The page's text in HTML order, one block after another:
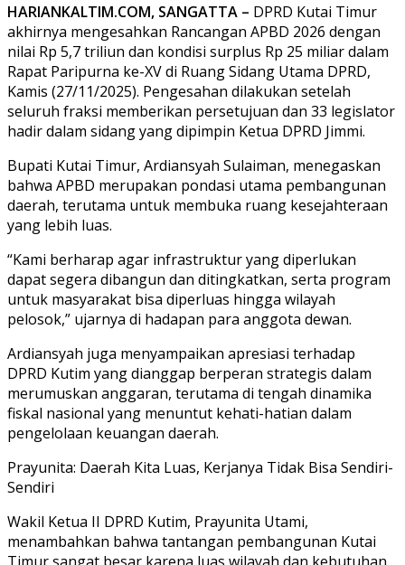
HARIANKALTIM.COM, SANGATTA – DPRD Kutai Timur
akhirnya mengesahkan Rancangan APBD 2026 dengan
nilai Rp 5,7 triliun dan kondisi surplus Rp 25 miliar dalam
Rapat Paripurna ke-XV di Ruang Sidang Utama DPRD,
Kamis (27/11/2025). Pengesahan dilakukan setelah
seluruh fraksi memberikan persetujuan dan 33 legislator
hadir dalam sidang yang dipimpin Ketua DPRD Jimmi.
Bupati Kutai Timur, Ardiansyah Sulaiman, menegaskan
bahwa APBD merupakan pondasi utama pembangunan
daerah, terutama untuk membuka ruang kesejahteraan
yang lebih luas.
“Kami berharap agar infrastruktur yang diperlukan
dapat segera dibangun dan ditingkatkan, serta program
untuk masyarakat bisa diperluas hingga wilayah
pelosok,” ujarnya di hadapan para anggota dewan.
Ardiansyah juga menyampaikan apresiasi terhadap
DPRD Kutim yang dianggap berperan strategis dalam
merumuskan anggaran, terutama di tengah dinamika
fiskal nasional yang menuntut kehati-hatian dalam
pengelolaan keuangan daerah.
Prayunita: Daerah Kita Luas, Kerjanya Tidak Bisa Sendiri-
Sendiri
Wakil Ketua II DPRD Kutim, Prayunita Utami,
menambahkan bahwa tantangan pembangunan Kutai